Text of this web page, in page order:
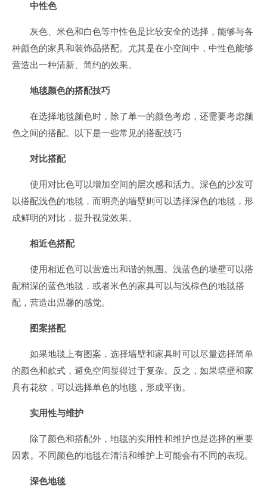
中性色
灰色、米色和白色等中性色是比较安全的选择，能够与各
种颜色的家具和装饰品搭配。尤其是在小空间中，中性色能够
营造出一种清新、简约的效果。
地毯颜色的搭配技巧
在选择地毯颜色时，除了单一的颜色考虑，还需要考虑颜
色之间的搭配。以下是一些常见的搭配技巧
对比搭配
使用对比色可以增加空间的层次感和活力。深色的沙发可
以搭配浅色的地毯，而明亮的墙壁则可以选择深色的地毯，形
成鲜明的对比，提升视觉效果。
相近色搭配
使用相近色可以营造出和谐的氛围。浅蓝色的墙壁可以搭
配稍深的蓝色地毯，或者米色的家具可以与浅棕色的地毯搭
配，营造出温馨的感觉。
图案搭配
如果地毯上有图案，选择墙壁和家具时可以尽量选择简单
的颜色和款式，避免空间显得过于复杂。反之，如果墙壁和家
具有花纹，可以选择单色的地毯，形成平衡。
实用性与维护
除了颜色和搭配外，地毯的实用性和维护也是选择的重要
因素。不同颜色的地毯在清洁和维护上可能会有不同的表现。
深色地毯